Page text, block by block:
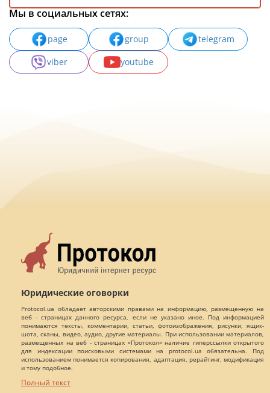
Мы в социальных сетях:
page group
telegram
viber
youtube
Юридические оговорки
Protocol.ua обладает авторскими правами на информацию, размещенную на
веб - страницах данного ресурса, если не указано иное. Под информацией
понимаются тексты, комментарии, статьи, фотоизображения, рисунки, ящик-
шота, сканы, видео, аудио, другие материалы. При использовании материалов,
размещенных на веб - страницах «Протокол» наличие гиперссылки открытого
для индексации поисковыми системами на protocol.ua обязательна. Под
использованием понимается копирования, адаптация, рерайтинг, модификация
и тому подобное.
Полный текст